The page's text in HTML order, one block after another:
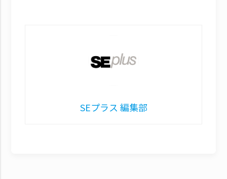
SEプラス 編集部